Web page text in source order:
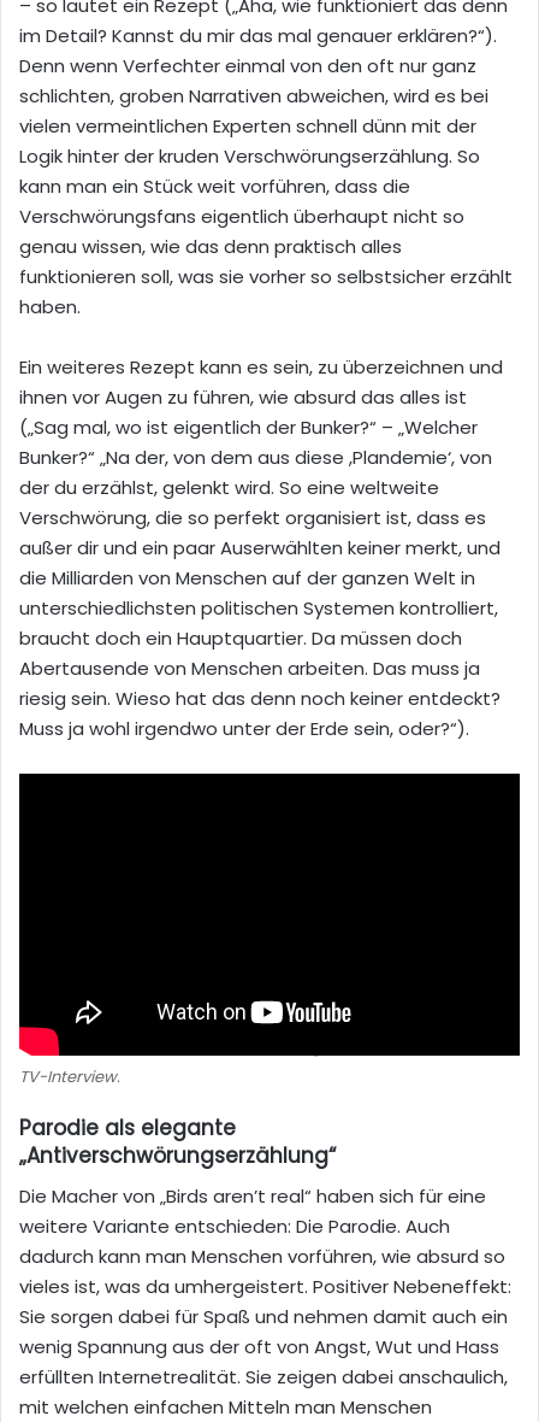
im Detail? Kannst du mir das mal genauer erklären?“).
Denn wenn Verfechter einmal von den oft nur ganz
schlichten, groben Narrativen abweichen, wird es bei
vielen vermeintlichen Experten schnell dünn mit der
Logik hinter der kruden Verschwörungserzählung. So
kann man ein Stück weit vorführen, dass die
Verschwörungsfans eigentlich überhaupt nicht so
genau wissen, wie das denn praktisch alles
funktionieren soll, was sie vorher so selbstsicher erzählt
haben.
Ein weiteres Rezept kann es sein, zu überzeichnen und
ihnen vor Augen zu führen, wie absurd das alles ist
(„Sag mal, wo ist eigentlich der Bunker?“ – „Welcher
Bunker?“ „Na der, von dem aus diese ,Plandemie‘, von
der du erzählst, gelenkt wird. So eine weltweite
Verschwörung, die so perfekt organisiert ist, dass es
außer dir und ein paar Auserwählten keiner merkt, und
die Milliarden von Menschen auf der ganzen Welt in
unterschiedlichsten politischen Systemen kontrolliert,
braucht doch ein Hauptquartier. Da müssen doch
Abertausende von Menschen arbeiten. Das muss ja
riesig sein. Wieso hat das denn noch keiner entdeckt?
Muss ja wohl irgendwo unter der Erde sein, oder?“).
Satire wird real:
TV-Interview.
Parodie als elegante
„Antiverschwörungserzählung“
Die Macher von „Birds aren’t real“ haben sich für eine
weitere Variante entschieden: Die Parodie. Auch
dadurch kann man Menschen vorführen, wie absurd so
vieles ist, was da umhergeistert. Positiver Nebeneffekt:
Sie sorgen dabei für Spaß und nehmen damit auch ein
wenig Spannung aus der oft von Angst, Wut und Hass
erfüllten Internetrealität. Sie zeigen dabei anschaulich,
mit welchen einfachen Mitteln man Menschen